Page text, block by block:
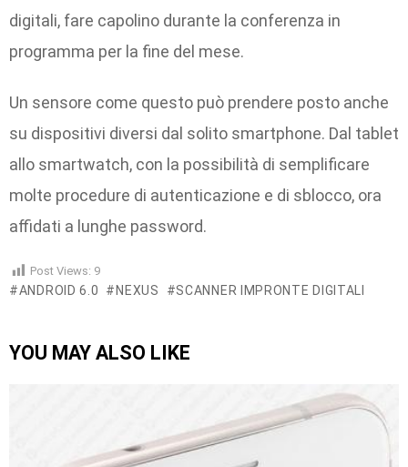
digitali, fare capolino durante la conferenza in
programma per la fine del mese.
Un sensore come questo può prendere posto anche
su dispositivi diversi dal solito smartphone. Dal tablet
allo smartwatch, con la possibilità di semplificare
molte procedure di autenticazione e di sblocco, ora
affidati a lunghe password.
Post Views: 9
ANDROID 6.0 NEXUS SCANNER IMPRONTE DIGITALI
YOU MAY ALSO LIKE